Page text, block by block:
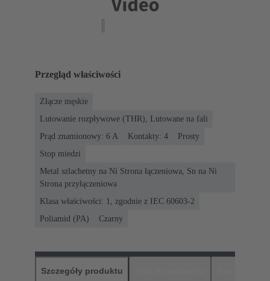
Przegląd właściwości
Złącze męskie
Lutowanie rozpływowe (THR), Lutowane na fali
Prąd znamionowy: ‌6 A
Kontakty: 4
Prosty
Stop miedzi
Metal szlachetny na Ni Strona łączeniowa, Sn na Ni
Strona przyłączeniowa
Klasa właściwości: 1, zgodnie z IEC 60603-2
Poliamid (PA)
Czarny
Szczegóły produktu